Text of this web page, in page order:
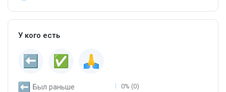
У кого есть
Был раньше 0% (0)